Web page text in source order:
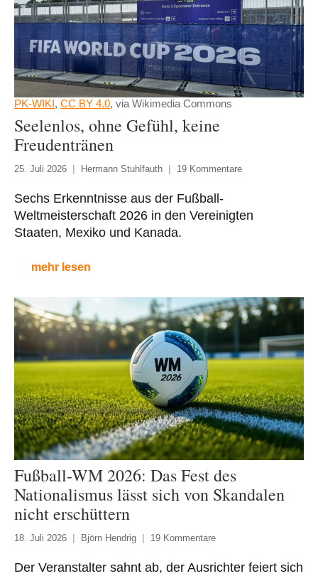
PK-WIKI, CC BY 4.0, via Wikimedia Commons
Seelenlos, ohne Gefühl, keine
Freudentränen
25. Juli 2026 Hermann Stuhlfauth 19 Kommentare
Sechs Erkenntnisse aus der Fußball-
Weltmeisterschaft 2026 in den Vereinigten
Staaten, Mexiko und Kanada.
mehr lesen
Fußball-WM 2026: Das Fest des
Nationalismus lässt sich von Skandalen
nicht erschüttern
18. Juli 2026 Björn Hendrig 19 Kommentare
Der Veranstalter sahnt ab, der Ausrichter feiert sich